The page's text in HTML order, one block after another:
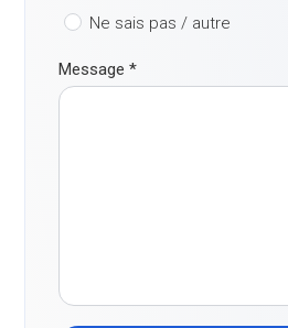
Ne sais pas / autre
Message*